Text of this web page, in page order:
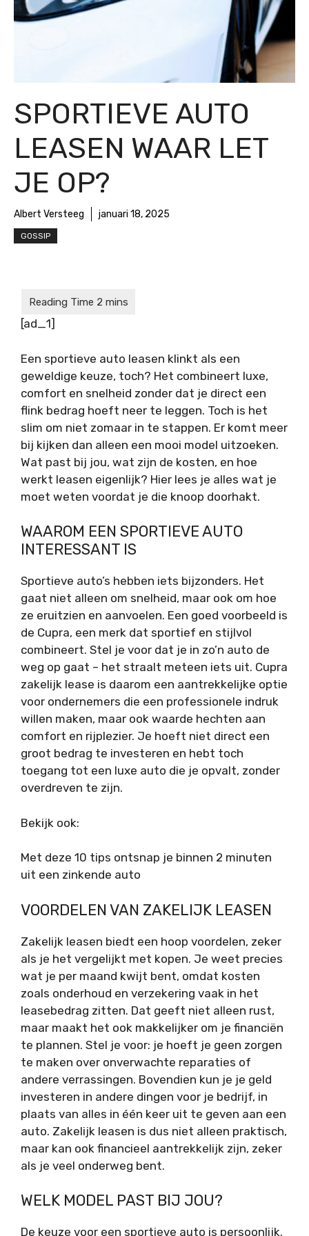
SPORTIEVE AUTO
LEASEN WAAR LET
JE OP?
Albert Versteeg januari 18, 2025
GOSSIP
[ad_1]
Een sportieve auto leasen klinkt als een
geweldige keuze, toch? Het combineert luxe,
comfort en snelheid zonder dat je direct een
flink bedrag hoeft neer te leggen. Toch is het
slim om niet zomaar in te stappen. Er komt meer
bij kijken dan alleen een mooi model uitzoeken.
Wat past bij jou, wat zijn de kosten, en hoe
werkt leasen eigenlijk? Hier lees je alles wat je
moet weten voordat je die knoop doorhakt.
WAAROM EEN SPORTIEVE AUTO
INTERESSANT IS
Sportieve auto’s hebben iets bijzonders. Het
gaat niet alleen om snelheid, maar ook om hoe
ze eruitzien en aanvoelen. Een goed voorbeeld is
de Cupra, een merk dat sportief en stijlvol
combineert. Stel je voor dat je in zo’n auto de
weg op gaat – het straalt meteen iets uit. Cupra
zakelijk lease is daarom een aantrekkelijke optie
voor ondernemers die een professionele indruk
willen maken, maar ook waarde hechten aan
comfort en rijplezier. Je hoeft niet direct een
groot bedrag te investeren en hebt toch
toegang tot een luxe auto die je opvalt, zonder
overdreven te zijn.
Bekijk ook:
Met deze 10 tips ontsnap je binnen 2 minuten
uit een zinkende auto
VOORDELEN VAN ZAKELIJK LEASEN
Zakelijk leasen biedt een hoop voordelen, zeker
als je het vergelijkt met kopen. Je weet precies
wat je per maand kwijt bent, omdat kosten
zoals onderhoud en verzekering vaak in het
leasebedrag zitten. Dat geeft niet alleen rust,
maar maakt het ook makkelijker om je financiën
te plannen. Stel je voor: je hoeft je geen zorgen
te maken over onverwachte reparaties of
andere verrassingen. Bovendien kun je je geld
investeren in andere dingen voor je bedrijf, in
plaats van alles in één keer uit te geven aan een
auto. Zakelijk leasen is dus niet alleen praktisch,
maar kan ook financieel aantrekkelijk zijn, zeker
als je veel onderweg bent.
WELK MODEL PAST BIJ JOU?
De keuze voor een sportieve auto is persoonlijk.